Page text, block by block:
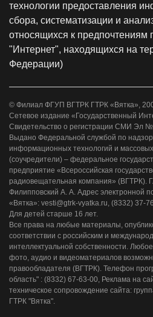
технологии предоставления
сбора, систематизации и
относящихся к предпочтениям
"Интернет", находящихся на
Федерации)
© Филиал ФГУП ВГТРК ГТРК «Вятка»,
Сетевое издание «Государственный
Свидетельство о регистрации СМИ Эл
Выдано Федеральной службой по
информационных технологий и
(соучредители) – федеральное
предприятие «Всероссийская
радиовещательная компания» (ВГТРК).
Филипповский А. А. Адрес электронной
«Вятка»: vesti@gtrk-vyatka.ru, (8332) 37-
Для детей старше 16 лет.
Все права на любые материалы,
соответствии с российским и
интеллектуальной собственности.
фото, аудио и видеоматериалов
правообладателя (ВГТРК). Телефон
область" : (8332) 67-63-00, Реклама на
техническое сопровождение сайта:
ГТРК "Вятка".